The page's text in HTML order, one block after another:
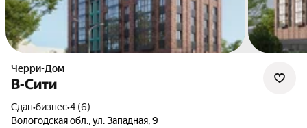
Черри-Дом
В-Сити
Сдан•бизнес•4 (6)
Вологодская обл., ул. Западная, 9